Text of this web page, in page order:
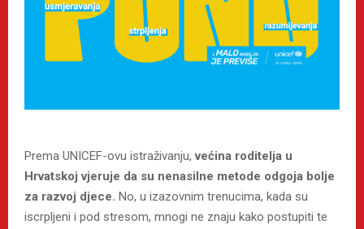
Prema UNICEF-ovu istraživanju, većina roditelja u
Hrvatskoj vjeruje da su nenasilne metode odgoja bolje
za razvoj djece. No, u izazovnim trenucima, kada su
iscrpljeni i pod stresom, mnogi ne znaju kako postupiti te